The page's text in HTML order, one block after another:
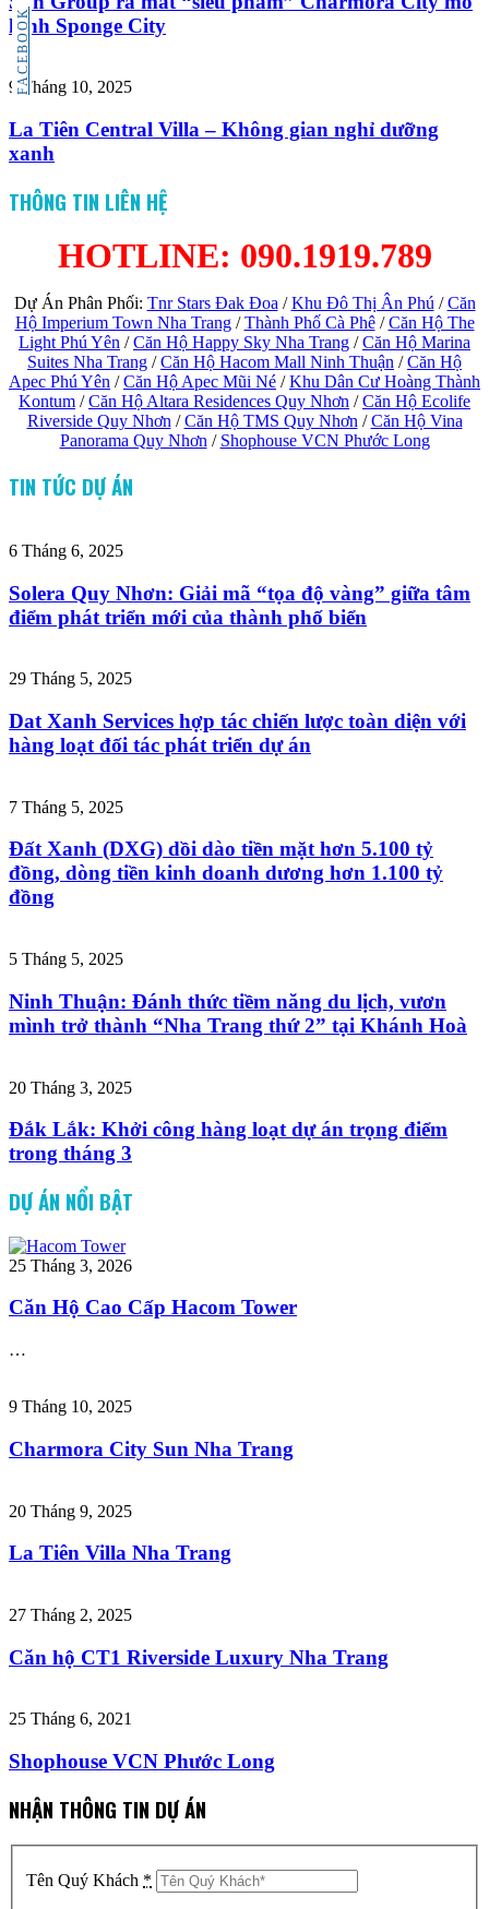
FACEBOOK
hình Sponge City
9 Tháng 10, 2025
La Tiên Central Villa – Không gian nghỉ dưỡng
xanh
THÔNG TIN LIÊN HỆ
HOTLINE: 090.1919.789
Dự Án Phân Phối: Tnr Stars Đak Đoa /Khu Đô Thị Ân Phú /Căn
Hộ Imperium Town Nha Trang/Thành Phố Cà Phê/Căn Hộ The
Light Phú Yên /Căn Hộ Happy Sky Nha Trang /Căn Hộ Marina
Suites Nha Trang /Căn Hộ Hacom Mall Ninh Thuận /Căn Hộ
Apec Phú Yên /Căn Hộ Apec Mũi Né /Khu Dân Cư Hoàng Thành
Kontum /Căn Hộ Altara Residences Quy Nhơn /Căn Hộ Ecolife
Riverside Quy Nhơn /Căn Hộ TMS Quy Nhơn /Căn Hộ Vina
Panorama Quy Nhơn / Shophouse VCN Phước Long
TIN TỨC DỰ ÁN
6 Tháng 6, 2025
Solera Quy Nhơn: Giải mã “tọa độ vàng” giữa tâm
điểm phát triển mới của thành phố biển
29 Tháng 5, 2025
Dat Xanh Services hợp tác chiến lược toàn diện với
hàng loạt đối tác phát triển dự án
7 Tháng 5, 2025
Đất Xanh (DXG) dồi dào tiền mặt hơn 5.100 tỷ
đồng, dòng tiền kinh doanh dương hơn 1.100 tỷ
đồng
5 Tháng 5, 2025
Ninh Thuận: Đánh thức tiềm năng du lịch, vươn
mình trở thành “Nha Trang thứ 2” tại Khánh Hoà
20 Tháng 3, 2025
Đắk Lắk: Khởi công hàng loạt dự án trọng điểm
trong tháng 3
DỰ ÁN NỔI BẬT
25 Tháng 3, 2026
Căn Hộ Cao Cấp Hacom Tower
…
9 Tháng 10, 2025
Charmora City Sun Nha Trang
20 Tháng 9, 2025
La Tiên Villa Nha Trang
27 Tháng 2, 2025
Căn hộ CT1 Riverside Luxury Nha Trang
25 Tháng 6, 2021
Shophouse VCN Phước Long
NHẬN THÔNG TIN DỰ ÁN
Tên Quý Khách *